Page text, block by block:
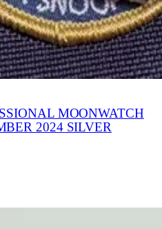
MOONWATCH
2024 SILVER